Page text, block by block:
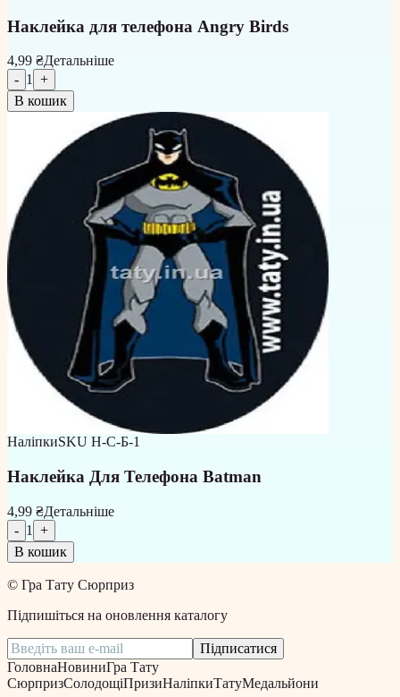
Наклейка для телефона Angry Birds
4,99 ₴Детальніше
- 1
+
В кошик
НаліпкиSKU Н-С-Б-1
Наклейка Для Телефона Batman
4,99 ₴Детальніше
- 1
+
В кошик
© Гра Тату Сюрприз
Підпишіться на оновлення каталогу
Підписатися
ГоловнаНовиниГра Тату
СюрпризСолодощіПризиНаліпкиТатуМедальйони